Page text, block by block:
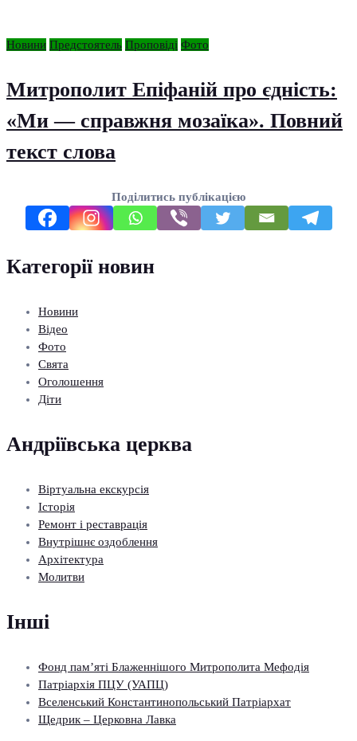
Новини Предстоятель Проповіді Фото
Митрополит Епіфаній про єдність:
«Ми — справжня мозаїка». Повний
текст слова
Поділитись публікацією
Категорії новин
Новини
Відео
Фото
Свята
Оголошення
Діти
Андріївська церква
Віртуальна екскурсія
Історія
Ремонт і реставрація
Внутрішнє оздоблення
Архітектура
Молитви
Інші
Фонд пам’яті Блаженнішого Митрополита Мефодія
Патріархія ПЦУ (УАПЦ)
Вселенський Константинопольський Патріархат
Щедрик – Церковна Лавка